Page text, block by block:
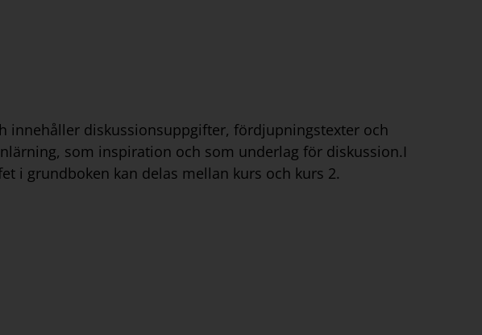
innehåller diskussionsuppgifter, fördjupningstexter och
som inspiration och som underlag för diskussion.I
i grundboken kan delas mellan kurs och kurs 2.